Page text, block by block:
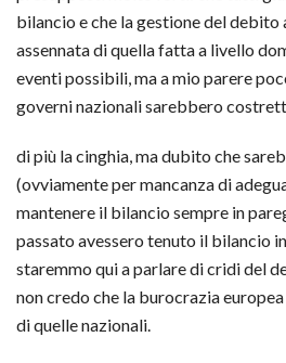
bilancio e che la gestione del debito
assennata di quella fatta a livello
eventi possibili, ma a mio parere
governi nazionali sarebbero
di più la cinghia, ma dubito che
(ovviamente per mancanza di
mantenere il bilancio sempre in
passato avessero tenuto il bilancio
staremmo qui a parlare di cridi del
non credo che la burocrazia
di quelle nazionali.